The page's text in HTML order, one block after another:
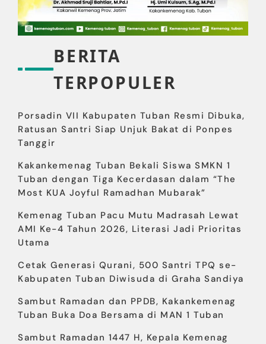
BERITA
TERPOPULER
Porsadin VII Kabupaten Tuban Resmi Dibuka,
Ratusan Santri Siap Unjuk Bakat di Ponpes
Tanggir
Kakankemenag Tuban Bekali Siswa SMKN 1
Tuban dengan Tiga Kecerdasan dalam “The
Most KUA Joyful Ramadhan Mubarak”
Kemenag Tuban Pacu Mutu Madrasah Lewat
AMI Ke-4 Tahun 2026, Literasi Jadi Prioritas
Utama
Cetak Generasi Qurani, 500 Santri TPQ se-
Kabupaten Tuban Diwisuda di Graha Sandiya
Sambut Ramadan dan PPDB, Kakankemenag
Tuban Buka Doa Bersama di MAN 1 Tuban
Sambut Ramadan 1447 H, Kepala Kemenag